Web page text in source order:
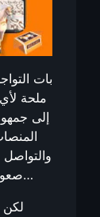
بات
ملحة
إلى
لكن